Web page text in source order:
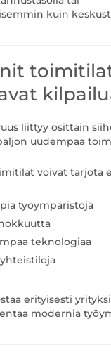
kuin
liittyy osittain
uudempaa
voivat tarjota
työympäristöjä
teknologiaa
erityisesti
modernia